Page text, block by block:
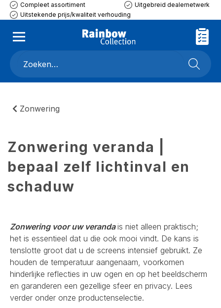
Compleet assortiment
Uitgebreid dealernetwerk
Uitstekende prijs/kwaliteit verhouding
Zonwering
Zonwering veranda |
bepaal zelf lichtinval en
schaduw
Zonwering voor uw verandais niet alleen praktisch;
het is essentieel dat u die ook mooi vindt. De kans is
tenslotte groot dat u de screens intensief gebruikt. Ze
houden de temperatuur aangenaam, voorkomen
hinderlijke reflecties in uw ogen en op het beeldscherm
en garanderen een gezellige sfeer en privacy. Lees
verder onder onze productenselectie.